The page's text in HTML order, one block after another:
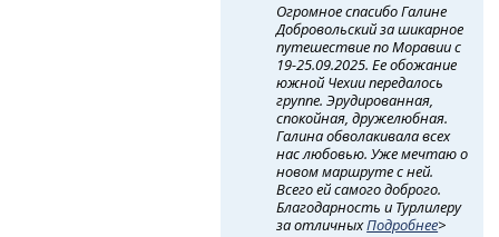
Огромное спасибо Галине
Добровольский за шикарное
путешествие по Моравии с
19-25.09.2025. Ее обожание
южной Чехии передалось
группе. Эрудированная,
спокойная, дружелюбная.
Галина обволакивала всех
нас любовью. Уже мечтаю о
новом маршруте с ней.
Всего ей самого доброго.
Благодарность и Турлилеру
за отличныхПодробнее>